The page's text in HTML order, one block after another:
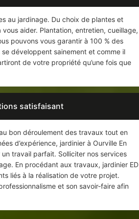
au jardinage. Du choix de plantes et
aider. Plantation, entretien, cueillage,
pouvons vous garantir à 100 % des
développent sainement et comme il
de votre propriété qu’une fois que
satisfaisant
bon déroulement des travaux tout en
d’expérience, jardinier à Ourville En
travail parfait. Solliciter nos services
En procédant aux travaux, jardinier ED
liés à la réalisation de votre projet.
et son savoir-faire afin